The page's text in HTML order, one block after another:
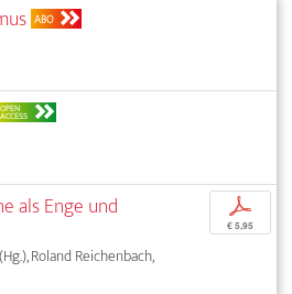
ABO
OPEN
ACCESS
als Enge und
Roland Reichenbach,
p
€ 5,95